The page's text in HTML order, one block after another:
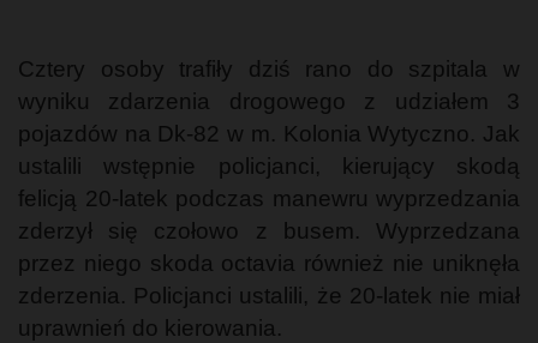
Cztery osoby trafiły dziś rano do szpitala w
wyniku zdarzenia drogowego z udziałem 3
pojazdów na Dk-82 w m. Kolonia Wytyczno. Jak
ustalili wstępnie policjanci, kierujący skodą
felicją 20-latek podczas manewru wyprzedzania
zderzył się czołowo z busem. Wyprzedzana
przez niego skoda octavia również nie uniknęła
zderzenia. Policjanci ustalili, że 20-latek nie miał
uprawnień do kierowania.